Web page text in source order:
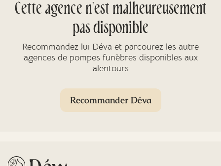
Cette agence n'est malheureusement
pas disponible
Recommandez lui Déva et parcourez les autre
agences de pompes funèbres disponibles aux
alentours
Recommander Déva